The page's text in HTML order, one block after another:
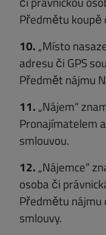
Předmětu koupě
10. „Místo
adresu či GPS
Předmět nájmu
11. „Nájem“
Pronajímatelem
smlouvou.
12. „Nájemce“
osoba či
Předmětu nájmu
smlouvy.